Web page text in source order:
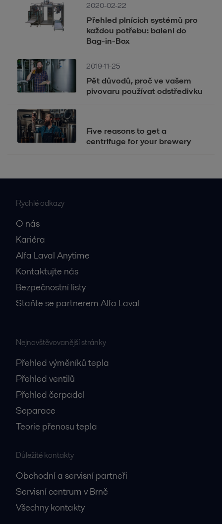
2020-02-22
Přehled plnících systémů pro
každou potřebu: balení do
Bag-in-Box
2019-11-25
Pět důvodů, proč ve vašem
pivovaru používat odstředivku
Five reasons to get a
centrifuge for your brewery
Rychlé odkazy
O nás
Kariéra
Alfa Laval Anytime
Kontaktujte nás
Bezpečnostní listy
Staňte se partnerem Alfa Laval
Nejnavštěvovanější stránky
Přehled výměníků tepla
Přehled ventilů
Přehled čerpadel
Separace
Teorie přenosu tepla
Důležité kontakty
Obchodní a servisní partneři
Servisní centrum v Brně
Všechny kontakty